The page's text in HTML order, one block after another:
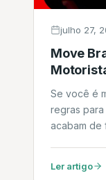
julho 27,
Move
Se você é
regras
acabam de
Governo
Ler artigo